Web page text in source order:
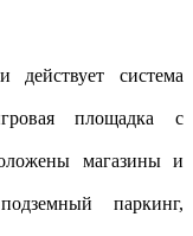
действует система
площадка с
магазины и
паркинг,